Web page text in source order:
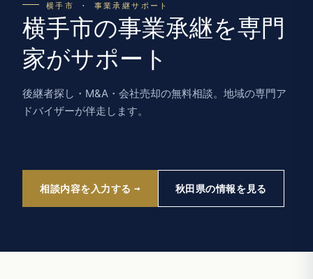
横手市 · 事業承継サポート
横手市の事業承継を専門
家がサポート
後継者探し・M&A・会社売却の無料相談。地域の専門ア
ドバイザーが伴走します。
相談内容を入力する 秋田県の情報を見る